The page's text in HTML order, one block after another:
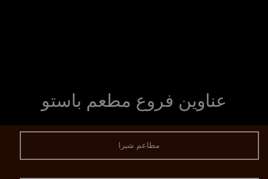
عناوين فروع مطعم باستو
مطاعم شبرا